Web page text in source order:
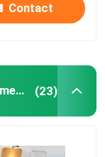
Contact
Support de bannière de salon commercial (23)